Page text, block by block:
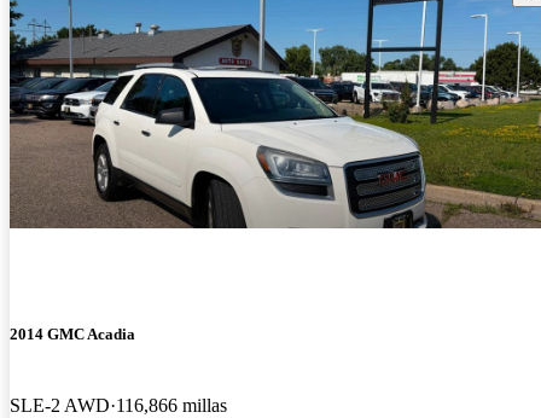
2014 GMC Acadia
SLE-2 AWD 116,866 millas